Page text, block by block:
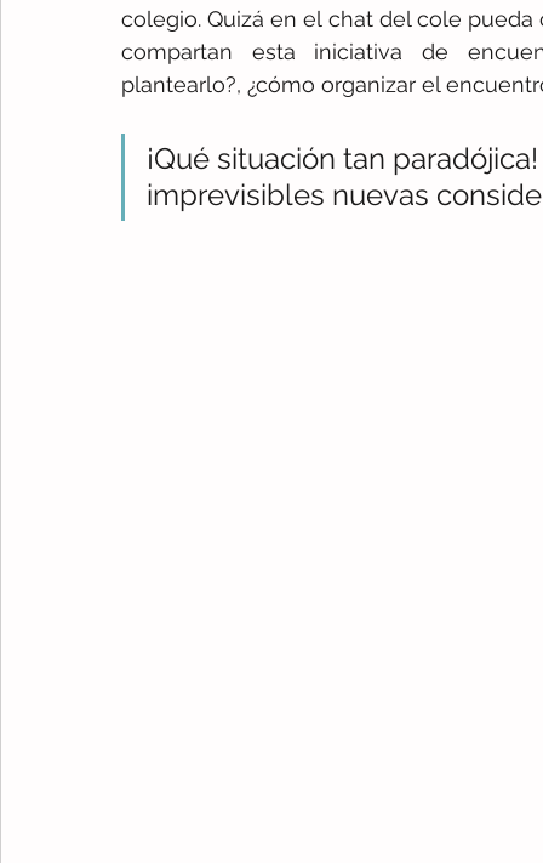
colegio. Quizá en el chat del cole
compartan esta iniciativa de
plantearlo?, ¿cómo organizar el
¡Qué situación tan
imprevisibles nuevas